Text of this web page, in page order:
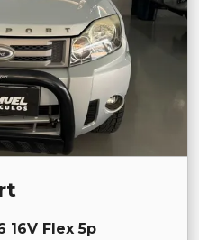
16V Flex 5p